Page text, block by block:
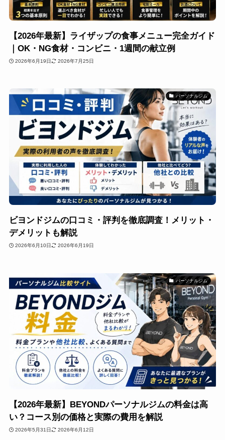
【2026年最新】ライザップの食事メニュー完全ガイド
｜OK・NG食材・コンビニ・1週間の献立例
2026年6月19日 2026年7月25日
パーソナルジム
ビヨンドジムの口コミ・評判を徹底調査！メリット・
デメリットも解説
2026年6月10日 2026年6月19日
パーソナルジム
【2026年最新】BEYONDパーソナルジムの料金は高
い？コース別の価格と実際の費用を解説
2026年5月31日 2026年6月12日